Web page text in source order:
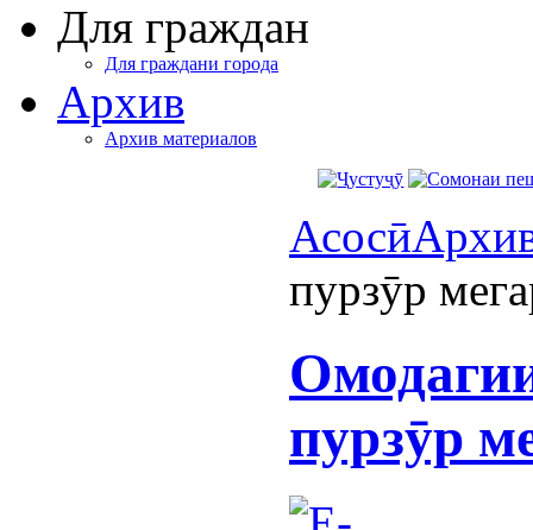
Для граждан
Для граждани города
Архив
Архив материалов
Асосӣ
пурзӯр
пурзӯр